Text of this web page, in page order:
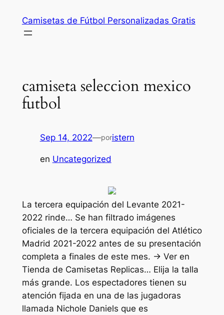
contenido
Camisetas de Fútbol Personalizadas Gratis
camiseta seleccion mexico
futbol
Sep 14, 2022—poristern
en Uncategorized
La tercera equipación del Levante 2021-
2022 rinde… Se han filtrado imágenes
oficiales de la tercera equipación del Atlético
Madrid 2021-2022 antes de su presentación
completa a finales de este mes. → Ver en
Tienda de Camisetas Replicas… Elija la talla
más grande. Los espectadores tienen su
atención fijada en una de las jugadoras
llamada Nichole Daniels que es